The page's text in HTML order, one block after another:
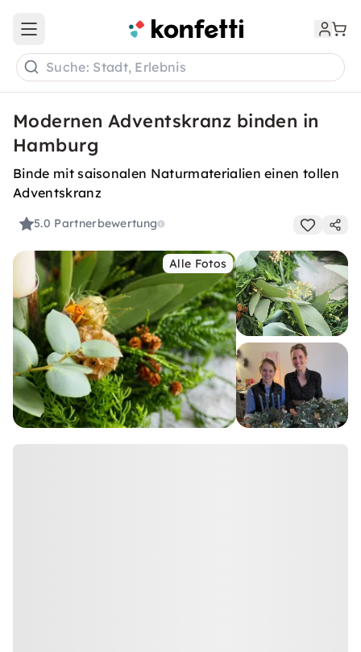
Open main menu
Suche: Stadt, Erlebnis
Modernen Adventskranz binden in
Hamburg
Binde mit saisonalen Naturmaterialien einen tollen
Adventskranz
5.0 Partnerbewertung
Alle Fotos